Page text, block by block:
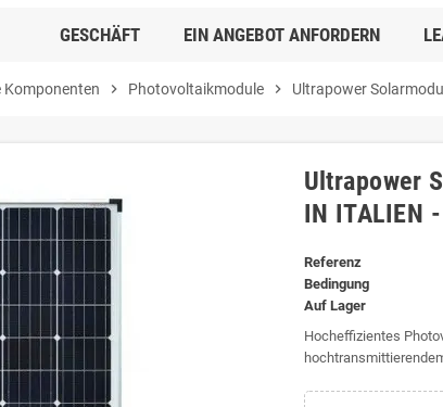
GESCHÄFT EIN ANGEBOT ANFORDERN
chevron_right Photovoltaikmodule chevron_right Ultrapower
Ultrapower
IN ITALIEN
Referenz
Bedingung
Auf Lager
Hocheffizientes